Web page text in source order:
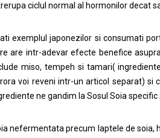
ciclul normal al hormonilor decat
exemplul japonezilor si consumati
are intr-adevar efecte benefice
miso, tempeh si tamari(
voi reveni intr-un articol separat) si
ne gandim la Sosul Soia specific
nefermentata precum laptele de soia,